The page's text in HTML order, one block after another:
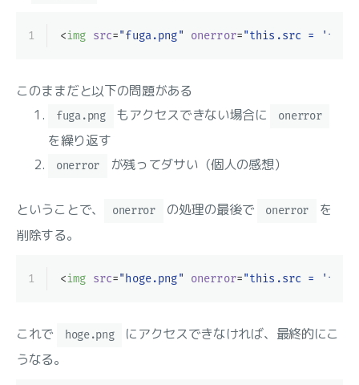
1 <img src="fuga.png" onerror="this.src =
このままだと以下の問題がある
fuga.png もアクセスできない場合に onerror
を繰り返す
onerror が残ってダサい（個人の感想）
ということで、 onerror の処理の最後で onerror
を
削除する。
1 <img src="hoge.png" onerror="this.src =
これで hoge.png
にアクセスできなければ、最終的にこ
うなる。